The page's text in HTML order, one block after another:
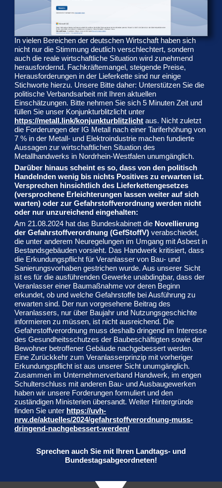
In vielen Bereichen der deutschen Wirtschaft haben sich
nicht nur die Stimmung deutlich verschlechtert, sondern
auch die reale wirtschaftliche Situation wird zunehmend
herausfordernd. Fachkräftemangel, steigende Preise,
Herausforderungen in der Lieferkette sind nur einige
Stichworte hierzu. Unsere Bitte daher: Unterstützen Sie die
politische Verbandsarbeit mit Ihren aktuellen
Einschätzungen. Bitte nehmen Sie sich 5 Minuten Zeit und
füllen Sie unser Konjunkturblitzlicht unter
https://metall.link/konjunkturblitzlicht aus. Nicht zuletzt
die Forderungen der IG Metall nach einer Tariferhöhung von
7 % in der Metall- und Elektroindustrie machen fundierte
Aussagen zur wirtschaftlichen Situation des
Metallhandwerks in Nordrhein-Westfalen unumgänglich.
Darüber hinaus scheint es so, dass von den politisch
Handelnden wenig bis nichts Positives zu erwarten ist.
Versprechen hinsichtlich des Lieferkettengesetzes
(versprochene Erleichterungen lassen weiter auf sich
warten) oder zur Gefahrstoffverordnung werden nicht
oder nur unzureichend eingehalten:
Am 21.08.2024 hat das Bundeskabinett die Novellierung
der Gefahrstoffverordnung (GefStoffV) verabschiedet,
die unter anderem Neuregelungen im Umgang mit Asbest in
Bestandsgebäuden vorsieht. Das Handwerk kritisiert, dass
die Erkundungspflicht für Veranlasser von Bau- und
Sanierungsvorhaben gestrichen wurde. Aus unserer Sicht
ist es für die ausführenden Gewerke unabdingbar, dass der
Veranlasser einer Baumaßnahme vor deren Beginn
erkundet, ob und welche Gefahrstoffe bei Ausführung zu
erwarten sind. Der nun vorgesehene Beitrag des
Veranlassers, nur über Baujahr und Nutzungsgeschichte
informieren zu müssen, ist nicht ausreichend. Die
Gefahrstoffverordnung muss deshalb dringend im Interesse
des Gesundheitsschutzes der Baubeschäftigten sowie der
Bewohner betroffener Gebäude nachgebessert werden.
Eine Zurückkehr zum Veranlasserprinzip mit vorheriger
Erkundungspflicht ist aus unserer Sicht unumgänglich.
Zusammen im Unternehmerverband Handwerk, im engen
Schulterschluss mit anderen Bau- und Ausbaugewerken
haben wir unsere Forderungen formuliert und den
zuständigen Ministerien übersandt. Weiter Hintergründe
finden Sie unter https://uvh-
nrw.de/aktuelles/2024/gefahrstoffverordnung-muss-
dringend-nachgebessert-werden/
Sprechen auch Sie mit Ihren Landtags- und
Bundestagsabgeordneten!